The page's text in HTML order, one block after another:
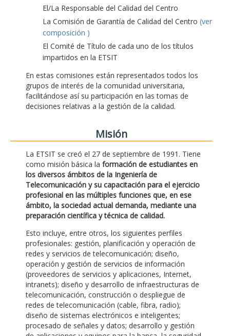
El/La Responsable del Calidad del Centro
La Comisión de Garantía de Calidad del Centro (ver
composición )
El Comité de Título de cada uno de los títulos
impartidos en la ETSIT
En estas comisiones están representados todos los
grupos de interés de la comunidad universitaria,
facilitándose así su participación en las tomas de
decisiones relativas a la gestión de la calidad.
Misión
La ETSIT se creó el 27 de septiembre de 1991. Tiene
como misión básica la formación de estudiantes en
los diversos ámbitos de la Ingeniería de
Telecomunicación y su capacitación para el ejercicio
profesional en las múltiples funciones que, en ese
ámbito, la sociedad actual demanda, mediante una
preparación científica y técnica de calidad.
Esto incluye, entre otros, los siguientes perfiles
profesionales: gestión, planificación y operación de
redes y servicios de telecomunicación; diseño,
operación y gestión de servicios de información
(proveedores de servicios y aplicaciones, Internet,
intranets); diseño y desarrollo de infraestructuras de
telecomunicación, construcción o despliegue de
redes de telecomunicación (cable, fibra, radio);
diseño de sistemas electrónicos e inteligentes;
procesado de señales y datos; desarrollo y gestión